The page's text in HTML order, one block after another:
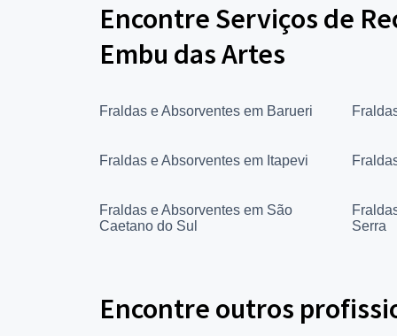
Encontre Serviços de
Embu das Artes
Fraldas e Absorventes em Barueri
Fraldas e Absorventes em Itapevi
Fraldas e Absorventes em São
Caetano do Sul
Serra
Encontre outros